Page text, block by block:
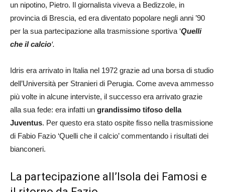
un nipotino, Pietro. Il giornalista viveva a Bedizzole, in
provincia di Brescia, ed era diventato popolare negli anni ’90
per la sua partecipazione alla trasmissione sportiva ‘Quelli
che il calcio‘.
Idris era arrivato in Italia nel 1972 grazie ad una borsa di studio
dell’Università per Stranieri di Perugia. Come aveva ammesso
più volte in alcune interviste, il successo era arrivato grazie
alla sua fede: era infatti un grandissimo tifoso della
Juventus. Per questo era stato ospite fisso nella trasmissione
di Fabio Fazio ‘Quelli che il calcio’ commentando i risultati dei
bianconeri.
La partecipazione all’Isola dei Famosi e